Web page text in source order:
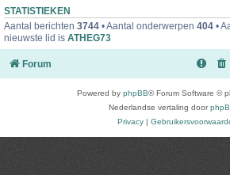
STATISTIEKEN
Aantal berichten 3744 • Aantal onderwerpen 404 •
nieuwste lid is ATHEG73
Forum
Powered by phpBB® Forum Software ©
Nederlandse vertaling door
Privacy |